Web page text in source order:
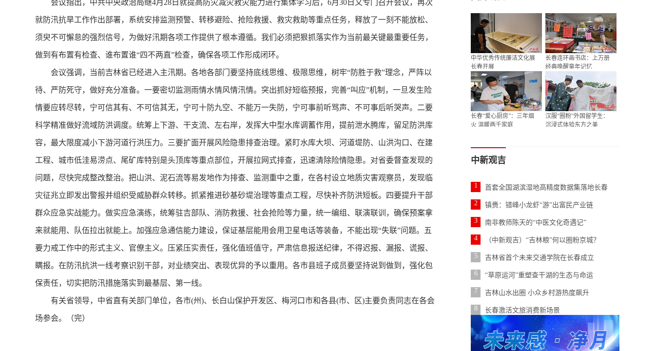
会议指出，中共中央政治局继4月28日就提高防灾减灾救灾能力进行集体学习后，6月30日又专门召开会议，再次
就防汛抗旱工作作出部署，系统安排监测预警、转移避险、抢险救援、救灾救助等重点任务，释放了一刻不能放松、
须臾不可懈怠的强烈信号，为做好汛期各项工作提供了根本遵循。我们必须把狠抓落实作为当前最关键最重要任务，
做到有布置有检查、谁布置谁“四不两直”检查，确保各项工作形成闭环。
会议强调，当前吉林省已经进入主汛期。各地各部门要坚持底线思维、极限思维，树牢“防胜于救”理念，严阵以
待、严防死守，做好充分准备。一要密切监测雨情水情风情汛情。突出抓好短临预报，完善“叫应”机制，一旦发生险
情要应转尽转，宁可信其有、不可信其无，宁可十防九空、不能万一失防，宁可事前听骂声、不可事后听哭声。二要
科学精准做好流域防洪调度。统筹上下游、干支流、左右岸，发挥大中型水库调蓄作用，提前泄水腾库，留足防洪库
容，最大限度减小下游河道行洪压力。三要扩面开展风险隐患排查治理。紧盯水库大坝、河道堤防、山洪沟口、在建
工程、城市低洼易涝点、尾矿库特别是头顶库等重点部位，开展拉网式排查，迅速清除险情隐患。对省委督查发现的
问题，尽快完成整改整治。把山洪、泥石流等易发地作为排查、监测重中之重，在各村设立地质灾害观察员，发现临
灾征兆立即发出警报并组织受威胁群众转移‌。抓紧推进砂基砂堤治理等重点工程，尽快补齐防洪短板。四要提升干部
群众应急实战能力。做实应急演练，统筹驻吉部队、消防救援、社会抢险等力量，统一编组、联演联训，确保预案拿
来就能用、队伍拉出就能上。加强应急通信能力建设，保证基层能用会用卫星电话等装备，不能出现“失联”问题。五
要力戒工作中的形式主义、官僚主义。压紧压实责任，强化值班值守，严肃信息报送纪律，不得迟报、漏报、谎报、
瞒报。在防汛抗洪一线考察识别干部，对业绩突出、表现优异的予以重用。各市县班子成员要坚持说到做到，强化包
保责任，切实把防汛措施落实到最基层、第一线。
有关省领导，中省直有关部门单位，各市(州)、长白山保护开发区、梅河口市和各县(市、区)主要负责同志在各会
场参会。（完）
中华优秀传统廉洁文化展
长春开展
长春连环画书店：上万册
经典唤醒童年记忆
长春“爱心厨房”：三年烟
火 温暖两千家庭
汉服“圈粉”外国留学生：
沉浸式体验东方之美
中新观吉
1 首套全国湖滨湿地高精度数据集落地长春
2 镇赉：错峰小龙虾“游”出富民产业链
3 南非教师陈天的“中医文化奇遇记”
4 （中新观吉）“吉林粮”何以圈粉京城？
5 吉林省首个未来交通学院在长春成立
6 “草原运河”重塑查干湖的生态与命运
7 吉林山水出圈 小众乡村游热度飙升
8 长春激活文旅消费新场景